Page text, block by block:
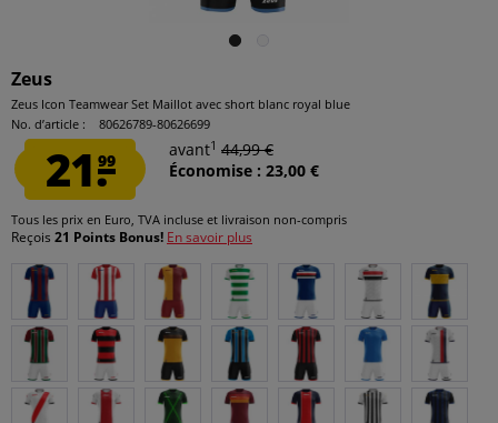
Zeus
Zeus Icon Teamwear Set Maillot avec short blanc royal blue
No. d’article :
80626789-80626699
21.99
avant1 44,99 €
Économise : 23,00 €
Tous les prix en Euro, TVA incluse et livraison non-compris
Reçois 21 Points Bonus! En savoir plus